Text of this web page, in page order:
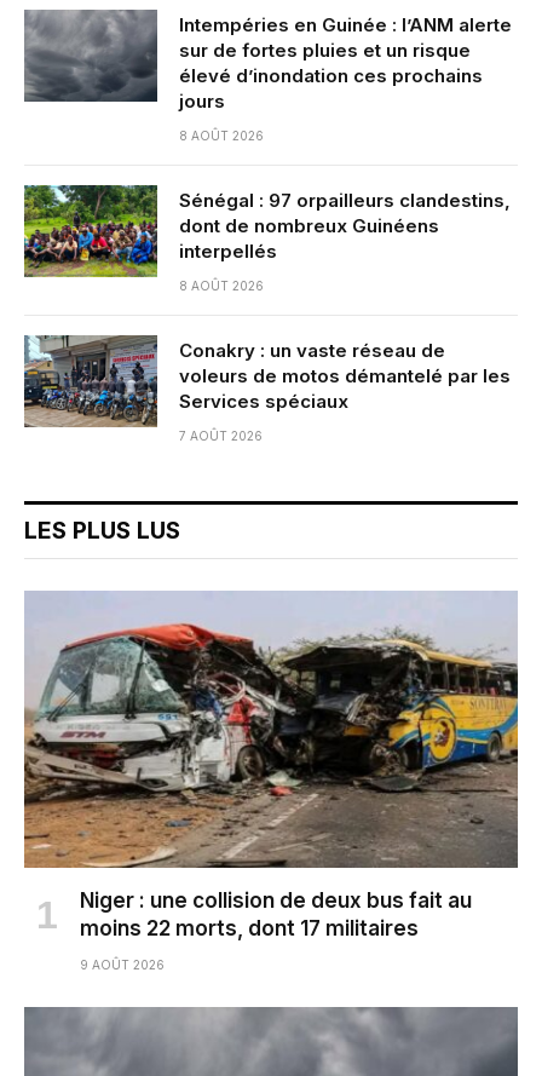
Intempéries en Guinée : l’ANM alerte
sur de fortes pluies et un risque
élevé d’inondation ces prochains
jours
8 AOÛT 2026
Sénégal : 97 orpailleurs clandestins,
dont de nombreux Guinéens
interpellés
8 AOÛT 2026
Conakry : un vaste réseau de
voleurs de motos démantelé par les
Services spéciaux
7 AOÛT 2026
LES PLUS LUS
Niger : une collision de deux bus fait au
moins 22 morts, dont 17 militaires
9 AOÛT 2026